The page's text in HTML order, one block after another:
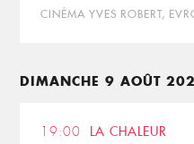
CINÉMA YVES ROBERT,
DIMANCHE 9 AOÛT
19:00 LA CHALEUR